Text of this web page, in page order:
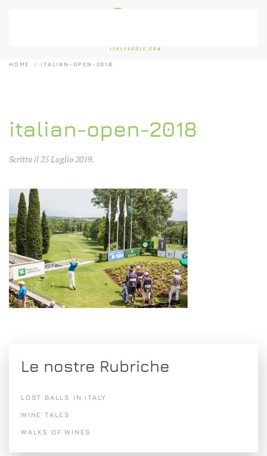
HOME ITALIAN-OPEN-2018
italian-open-2018
Scritto il25 Luglio 2019.
Le nostre Rubriche
LOST BALLS IN ITALY
WINE TALES
WALKS OF WINES